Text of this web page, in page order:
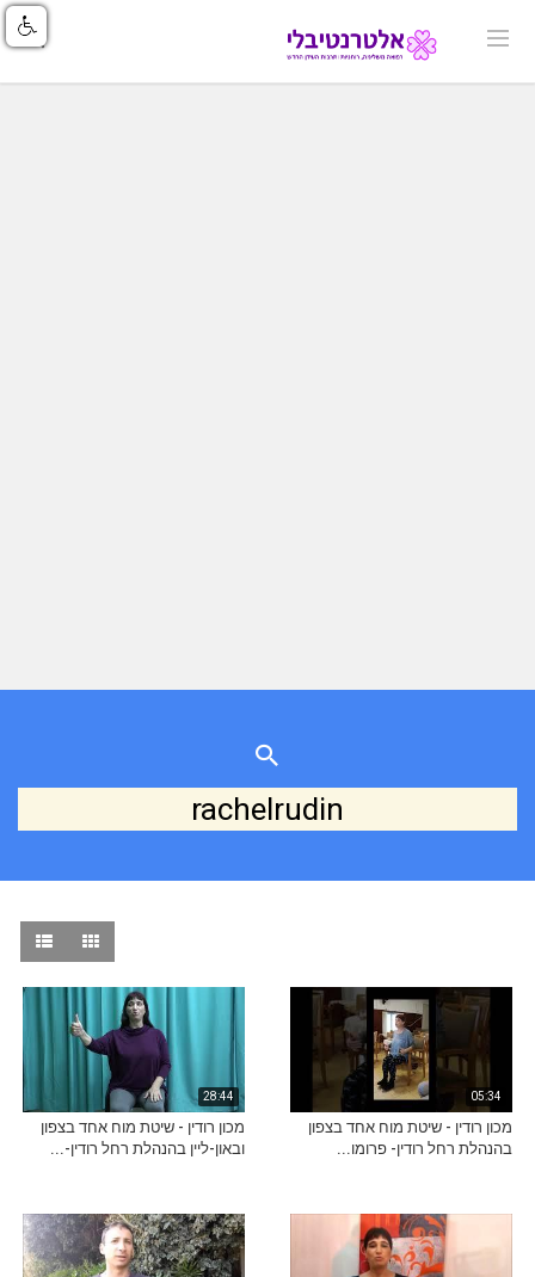
rachelrudin
05:34
מכון רודין - שיטת מוח אחד בצפון
בהנהלת רחל רודין- פרומו...
28:44
מכון רודין - שיטת מוח אחד בצפון
ובאון-ליין בהנהלת רחל רודין-...